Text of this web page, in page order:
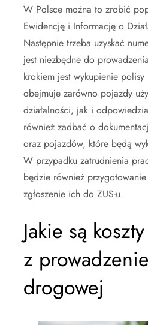
W Polsce można to zrobić
Ewidencję i Informację o
Następnie trzeba uzyskać
jest niezbędne do
krokiem jest wykupienie
obejmuje zarówno pojazdy
działalności, jak i
również zadbać o
oraz pojazdów, które będą
W przypadku zatrudnienia
będzie również
zgłoszenie ich do ZUS-u.
Jakie są
z
drogowej